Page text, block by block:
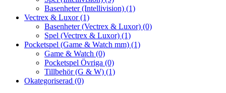
Basenheter (Intellivision) (1)
Vectrex & Luxor(1)
Basenheter (Vectrex & Luxor) (0)
Spel (Vectrex & Luxor) (1)
Pocketspel (Game & Watch mm) (1)
Game & Watch (0)
Pocketspel Övriga (0)
Tillbehör (G & W) (1)
Okategoriserad (0)